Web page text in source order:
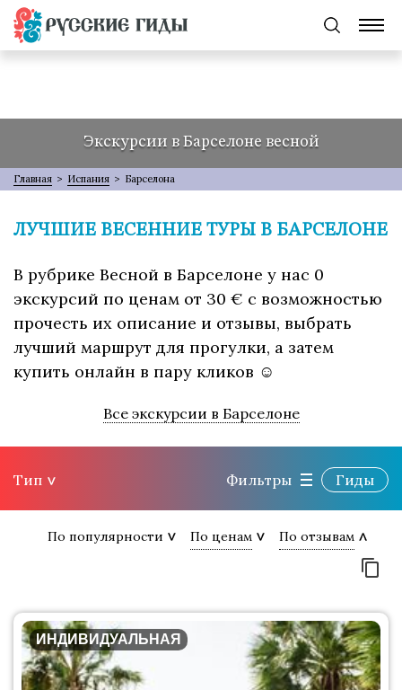
Экскурсии в Барселоне весной
Главная > Испания > Барселона
ЛУЧШИЕ ВЕСЕННИЕ ТУРЫ В БАРСЕЛОНЕ
В рубрике Весной в Барселоне у нас 0
экскурсий по ценам от 30 € с возможностью
прочесть их описание и отзывы, выбрать
лучший маршрут для прогулки, а затем
купить онлайн в пару кликов ☺
Все экскурсии в Барселоне
Тип Фильтры Гиды
По популярности По ценам По отзывам
ИНДИВИДУАЛЬНАЯ